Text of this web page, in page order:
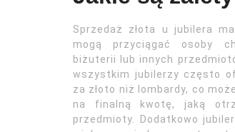
Sprzedaż złota u jubilera
mogą przyciągać osoby
biżuterii lub innych
wszystkim jubilerzy często
za złoto niż lombardy, co
na finalną kwotę, jaką
przedmioty. Dodatkowo